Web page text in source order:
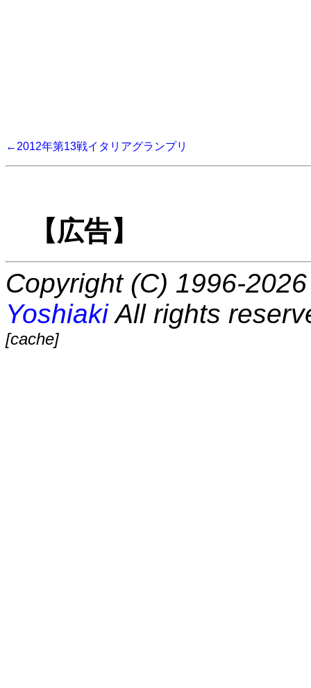
←2012年第13戦イタリアグランプリ
【広告】
Copyright (C) 1996-
YoshiakiAll rights
[cache]